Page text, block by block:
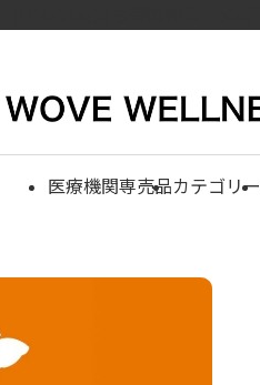
医療機関専売品カテゴリー